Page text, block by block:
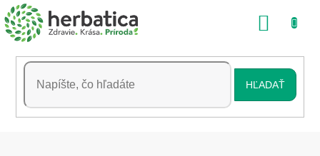
Prejsť
na
obsah
HĽADAŤ